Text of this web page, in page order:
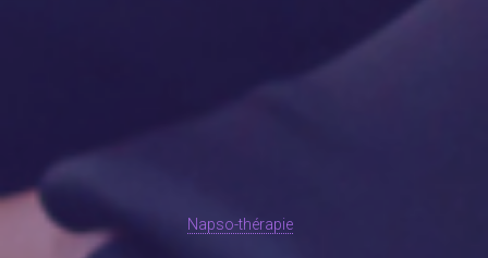
Napso-thérapie